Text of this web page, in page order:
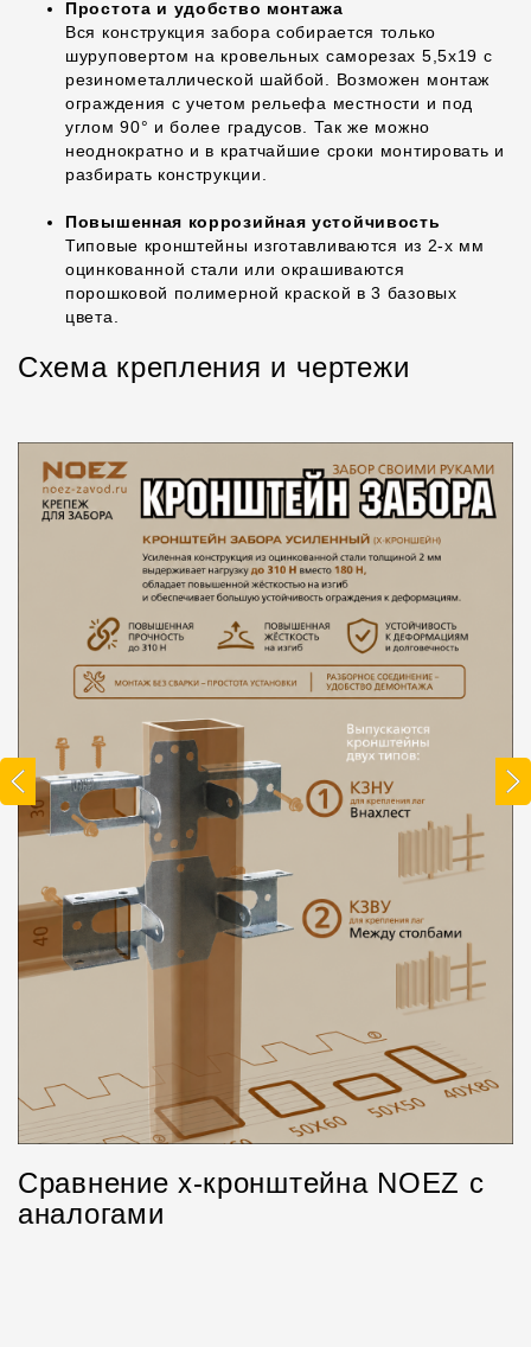
Простота и удобство монтажа
Вся конструкция забора собирается только
шуруповертом на кровельных саморезах 5,5х19 с
резинометаллической шайбой. Возможен монтаж
ограждения с учетом рельефа местности и под
углом 90° и более градусов. Так же можно
неоднократно и в кратчайшие сроки монтировать и
разбирать конструкции.
Повышенная коррозийная устойчивость
Типовые кронштейны изготавливаются из 2-х мм
оцинкованной стали или окрашиваются
порошковой полимерной краской в 3 базовых
цвета.
Схема крепления и чертежи
Сравнение х-кронштейна NOEZ с
аналогами